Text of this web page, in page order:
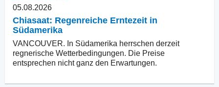
05.08.2026
Chiasaat: Regenreiche Erntezeit in
Südamerika
VANCOUVER. In Südamerika herrschen derzeit
regnerische Wetterbedingungen. Die Preise
entsprechen nicht ganz den Erwartungen.